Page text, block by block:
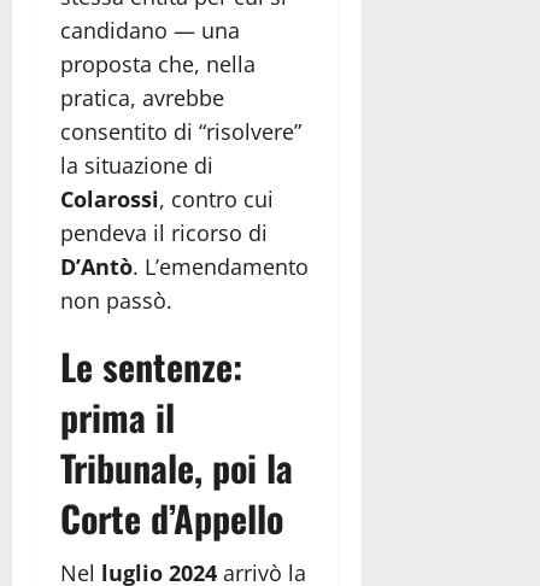
candidano — una
proposta che, nella
pratica, avrebbe
consentito di “risolvere”
la situazione di
Colarossi, contro cui
pendeva il ricorso di
D’Antò. L’emendamento
non passò.
Le sentenze:
prima il
Tribunale, poi la
Corte d’Appello
Nel luglio 2024 arrivò la